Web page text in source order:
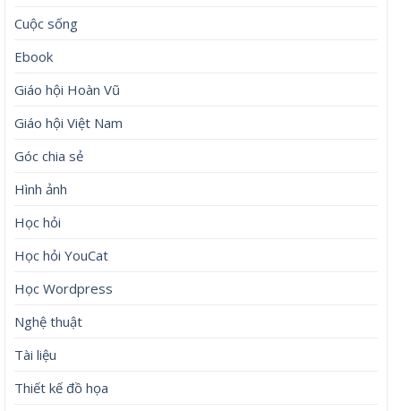
Cuộc sống
Ebook
Giáo hội Hoàn Vũ
Giáo hội Việt Nam
Góc chia sẻ
Hình ảnh
Học hỏi
Học hỏi YouCat
Học Wordpress
Nghệ thuật
Tài liệu
Thiết kế đồ họa